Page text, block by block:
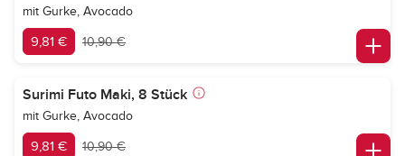
mit Gurke, Avocado
9,81 € 10,90 €
Surimi Futo Maki, 8 Stück
mit Gurke, Avocado
9,81 € 10,90 €